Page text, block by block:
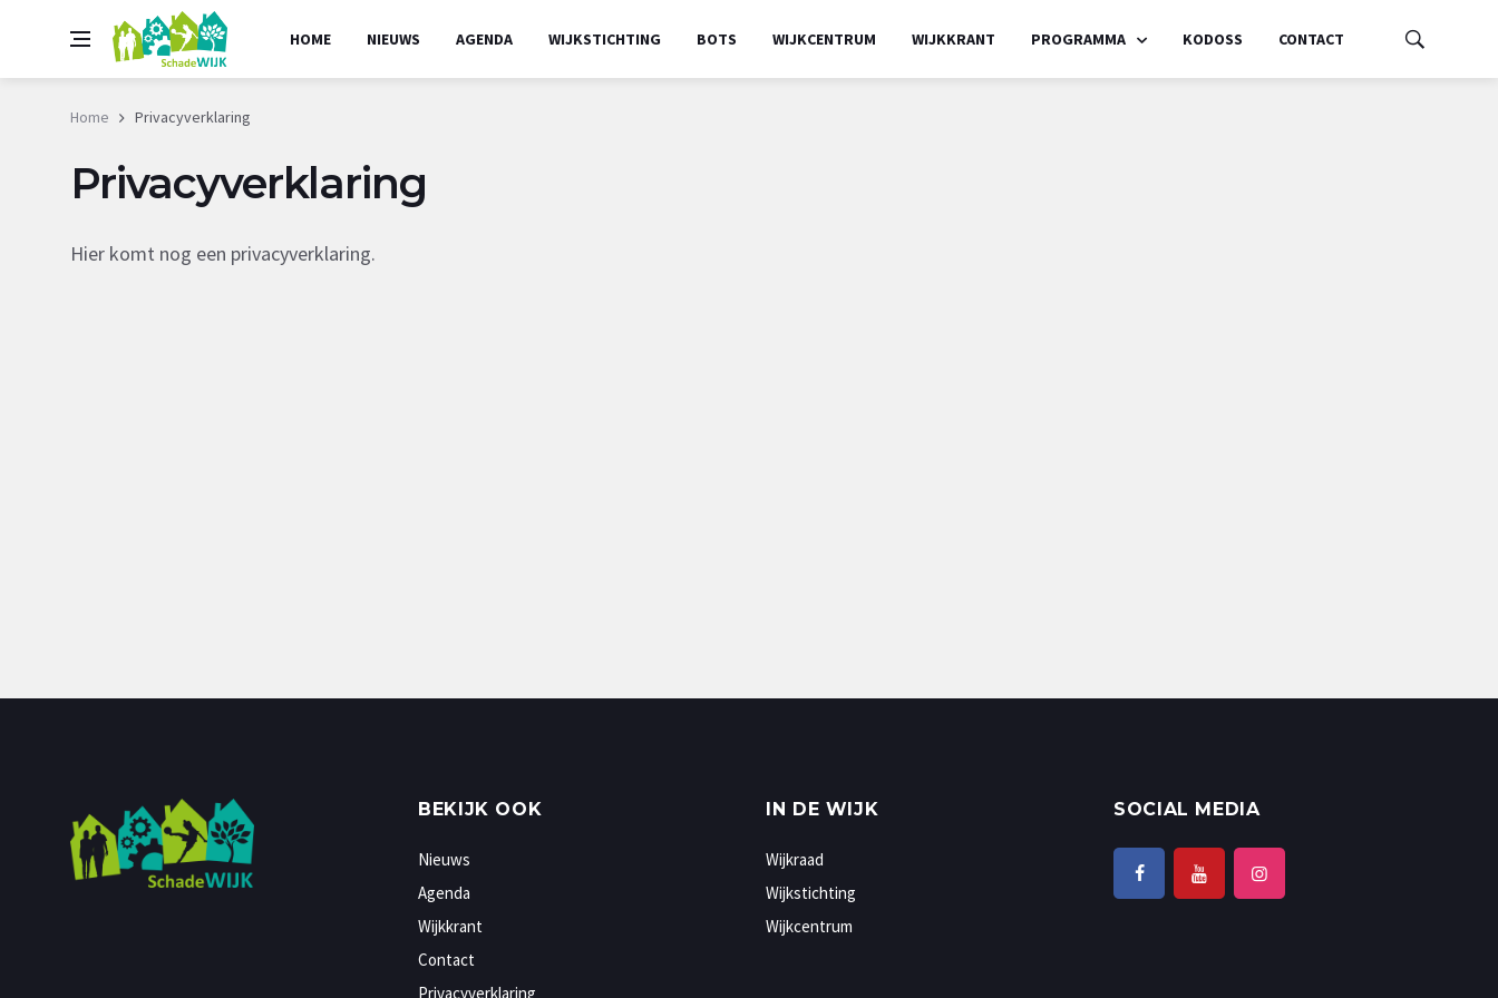
HOME NIEUWS AGENDA WIJKSTICHTING BOTS WIJKCENTRUM WIJKKRANT PROGRAMMA KODOSS CONTACT
Home Privacyverklaring
Privacyverklaring
Hier komt nog een privacyverklaring.
BEKIJK OOK
Nieuws
Agenda
Wijkkrant
Contact
Privacyverklaring
IN DE WIJK
Wijkraad
Wijkstichting
Wijkcentrum
SOCIAL MEDIA